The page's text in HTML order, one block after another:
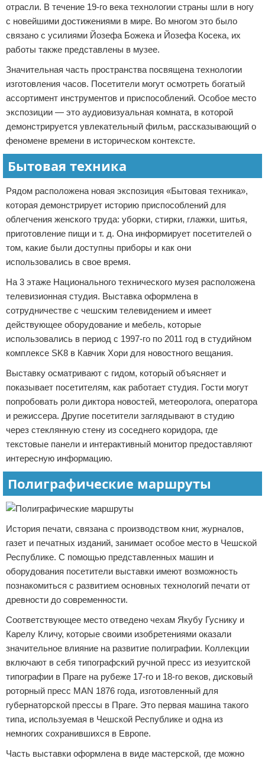
отрасли. В течение 19-го века технологии страны шли в ногу
с новейшими достижениями в мире. Во многом это было
связано с усилиями Йозефа Божека и Йозефа Косека, их
работы также представлены в музее.
Значительная часть пространства посвящена технологии
изготовления часов. Посетители могут осмотреть богатый
ассортимент инструментов и приспособлений. Особое место
экспозиции — это аудиовизуальная комната, в которой
демонстрируется увлекательный фильм, рассказывающий о
феномене времени в историческом контексте.
Бытовая техника
Рядом расположена новая экспозиция «Бытовая техника»,
которая демонстрирует историю приспособлений для
облегчения женского труда: уборки, стирки, глажки, шитья,
приготовление пищи и т. д. Она информирует посетителей о
том, какие были доступны приборы и как они
использовались в свое время.
На 3 этаже Национального технического музея расположена
телевизионная студия. Выставка оформлена в
сотрудничестве с чешским телевидением и имеет
действующее оборудование и мебель, которые
использовались в период с 1997-го по 2011 год в студийном
комплексе SK8 в Кавчик Хори для новостного вещания.
Выставку осматривают с гидом, который объясняет и
показывает посетителям, как работает студия. Гости могут
попробовать роли диктора новостей, метеоролога, оператора
и режиссера. Другие посетители заглядывают в студию
через стеклянную стену из соседнего коридора, где
текстовые панели и интерактивный монитор предоставляют
интересную информацию.
Полиграфические маршруты
История печати, связана с производством книг, журналов,
газет и печатных изданий, занимает особое место в Чешской
Республике. С помощью представленных машин и
оборудования посетители выставки имеют возможность
познакомиться с развитием основных технологий печати от
древности до современности.
Соответствующее место отведено чехам Якубу Гуснику и
Карелу Кличу, которые своими изобретениями оказали
значительное влияние на развитие полиграфии. Коллекции
включают в себя типографский ручной пресс из иезуитской
типографии в Праге на рубеже 17-го и 18-го веков, дисковый
роторный пресс MAN 1876 года, изготовленный для
губернаторской прессы в Праге. Это первая машина такого
типа, используемая в Чешской Республике и одна из
немногих сохранившихся в Европе.
Часть выставки оформлена в виде мастерской, где можно